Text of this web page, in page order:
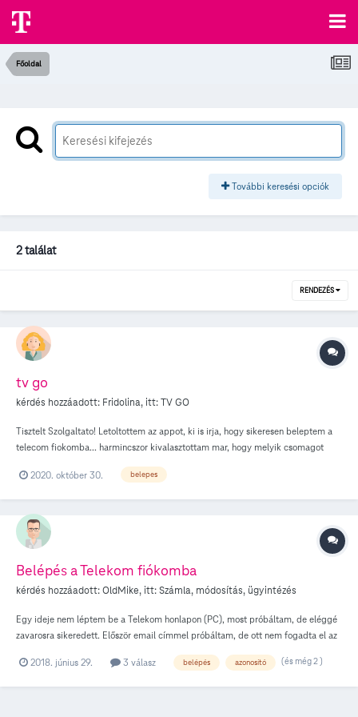
Főoldal
További keresési opciók
2 találat
RENDEZÉS
tv go
kérdés hozzáadott: Fridolina, itt:TV GO
Tisztelt Szolgaltato! Letoltottem az appot, ki is irja, hogy sikeresen beleptem a
telecom fiokomba... harmincszor kivalasztottam mar, hogy melyik csomagot
el es azt irja ki ujra es ujra, hogy nem allitottam meg be tcom szolgaltatast... mit
2020. október 30. belepes
Belépés a Telekom fiókomba
kérdés hozzáadott:OldMike, itt:Számla, módosítás, ügyintézés
Egy ideje nem léptem be a Telekom honlapon (PC), most próbáltam, de eléggé
zavarosra sikeredett. Először email címmel próbáltam, de ott nem fogadta el az
számjegyű jelszót ott sem fogadta el, viszont legalább felajánlotta az SMS-ben
2018. június 29. 3 válasz belépés azonosító (és még 2 )